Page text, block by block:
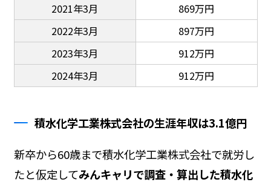
2021年3月
869万円
2022年3月
897万円
2023年3月
912万円
2024年3月
912万円
積水化学工業株式会社の生涯年収は3.1億円
新卒から60歳まで積水化学工業株式会社で就労し
たと仮定してみんキャリで調査・算出した積水化